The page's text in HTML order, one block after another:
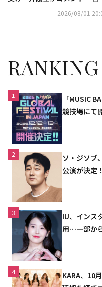
回復において重要な意味を持
2026/08/01
RANKING
1
「MUSIC
競技場にて
2
ソ・ジソブ
公演が決定！
3
IU、インス
用…一部か
4
KARA、10